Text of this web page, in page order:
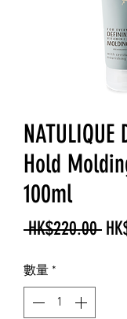
Hold
100ml
HK$220.00 一
數量 *